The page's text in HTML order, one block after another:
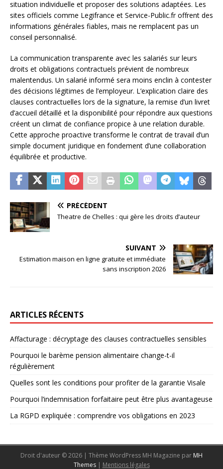
situation individuelle et proposer des solutions adaptées. Les
sites officiels comme Legifrance et Service-Public.fr offrent des
informations générales fiables, mais ne remplacent pas un
conseil personnalisé.
La communication transparente avec les salariés sur leurs
droits et obligations contractuels prévient de nombreux
malentendus. Un salarié informé sera moins enclin à contester
des décisions légitimes de l’employeur. L’explication claire des
clauses contractuelles lors de la signature, la remise d’un livret
d’accueil détaillé et la disponibilité pour répondre aux questions
créent un climat de confiance propice à une relation durable.
Cette approche proactive transforme le contrat de travail d’un
simple document juridique en fondement d’une collaboration
équilibrée et productive.
PRÉCÉDENT
Theatre de Chelles : qui gère les droits d’auteur
SUIVANT
Estimation maison en ligne gratuite et immédiate
sans inscription 2026
ARTICLES RÉCENTS
Affacturage : décryptage des clauses contractuelles sensibles
Pourquoi le barème pension alimentaire change-t-il
régulièrement
Quelles sont les conditions pour profiter de la garantie Visale
Pourquoi l’indemnisation forfaitaire peut être plus avantageuse
La RGPD expliquée : comprendre vos obligations en 2023
Droit d'auteur © 2026 | Thème WordPress MH Magazine par MH
Themes | Mentions légales